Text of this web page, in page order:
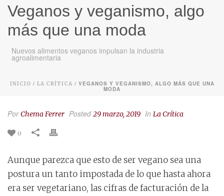
Veganos y veganismo, algo
más que una moda
Nuevos alimentos veganos impulsan la industria
agroalimentaria
INICIO / LA CRÍTICA / VEGANOS Y VEGANISMO, ALGO MÁS QUE UNA
MODA
PorChema Ferrer Posted29 marzo, 2019 In La Crítica
0
Aunque parezca que esto de ser vegano sea una
postura un tanto impostada de lo que hasta ahora
era ser vegetariano, las cifras de facturación de la